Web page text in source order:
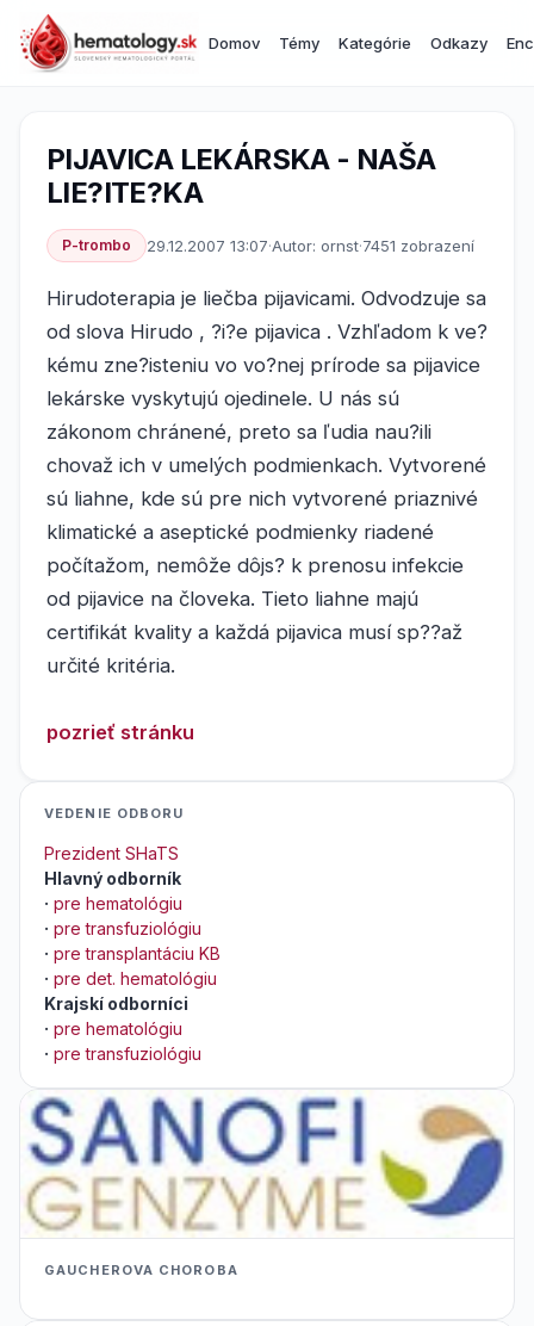
Domov Témy Kategórie Odkazy
PIJAVICA LEKÁRSKA - NAŠA
LIE?ITE?KA
P-trombo 29.12.2007 13:07·Autor: ornst·7451 zobrazení
Hirudoterapia je liečba pijavicami. Odvodzuje sa
od slova Hirudo , ?i?e pijavica . Vzhľadom k ve?
kému zne?isteniu vo vo?nej prírode sa pijavice
lekárske vyskytujú ojedinele. U nás sú
zákonom chránené, preto sa ľudia nau?ili
chovaž ich v umelých podmienkach. Vytvorené
sú liahne, kde sú pre nich vytvorené priaznivé
klimatické a aseptické podmienky riadené
počítažom, nemôže dôjs? k prenosu infekcie
od pijavice na človeka. Tieto liahne majú
certifikát kvality a každá pijavica musí sp??až
určité kritéria.
pozrieť stránku
VEDENIE ODBORU
Prezident SHaTS
Hlavný odborník
· pre hematológiu
· pre transfuziológiu
· pre transplantáciu KB
· pre det. hematológiu
Krajskí odborníci
· pre hematológiu
· pre transfuziológiu
GAUCHEROVA CHOROBA